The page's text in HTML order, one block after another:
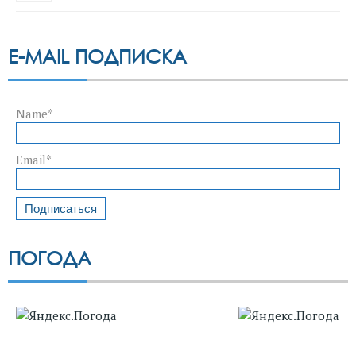
E-MAIL ПОДПИСКА
Name*
Email*
ПОГОДА